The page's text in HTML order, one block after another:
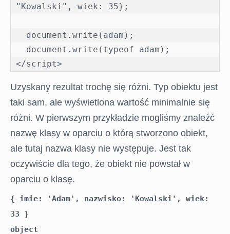
STRONA
GŁÓWNA
EGZAMIN
ONLINE
BLOG
FORUM
"Kowalski", wiek: 35};
</script>
Uzyskany rezultat trochę się różni. Typ obiektu jest
taki sam, ale wyświetlona wartość minimalnie się
różni. W pierwszym przykładzie mogliśmy znaleźć
nazwę klasy w oparciu o którą stworzono obiekt,
ale tutaj nazwa klasy nie występuje. Jest tak
oczywiście dla tego, że obiekt nie powstał w
oparciu o klasę.
{ imie: 'Adam', nazwisko: 'Kowalski', wiek:
33 }
object